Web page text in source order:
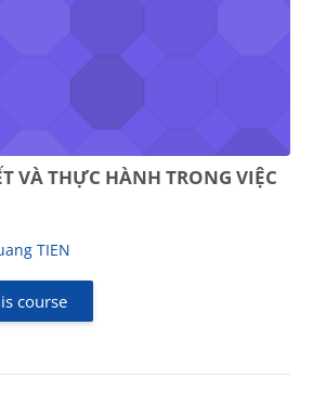
VÀ THỰC HÀNH TRONG VIỆC
TIEN
course